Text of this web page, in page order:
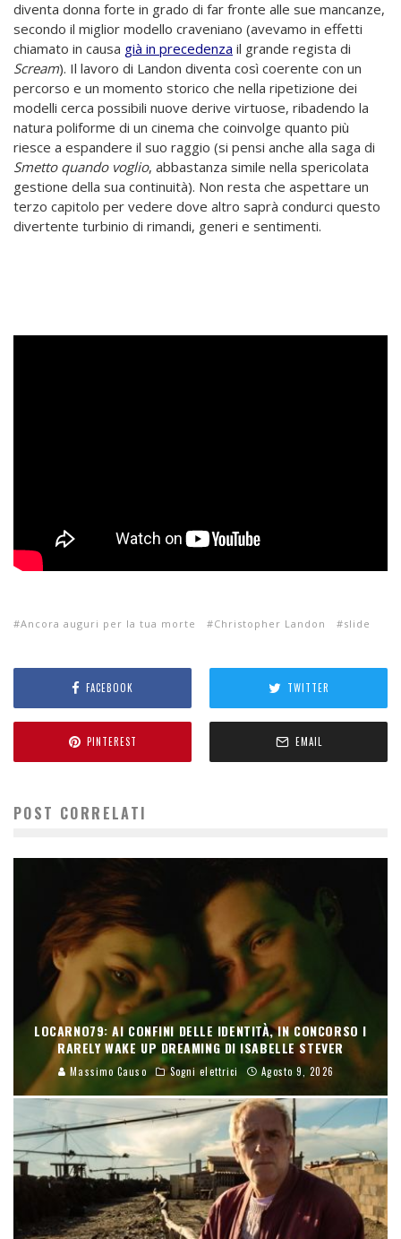
diventa donna forte in grado di far fronte alle sue mancanze,
secondo il miglior modello craveniano (avevamo in effetti
chiamato in causa già in precedenza il grande regista di
Scream). Il lavoro di Landon diventa così coerente con un
percorso e un momento storico che nella ripetizione dei
modelli cerca possibili nuove derive virtuose, ribadendo la
natura poliforme di un cinema che coinvolge quanto più
riesce a espandere il suo raggio (si pensi anche alla saga di
Smetto quando voglio, abbastanza simile nella spericolata
gestione della sua continuità). Non resta che aspettare un
terzo capitolo per vedere dove altro saprà condurci questo
divertente turbinio di rimandi, generi e sentimenti.
Ancora auguri per la tua morte Christopher Landon slide
FACEBOOK TWITTER
PINTEREST EMAIL
POST CORRELATI
LOCARNO79: AI CONFINI DELLE IDENTITÀ, IN CONCORSO I
RARELY WAKE UP DREAMING DI ISABELLE STEVER
Massimo Causo Sogni elettrici Agosto 9, 2026